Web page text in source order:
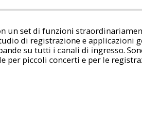
un set di funzioni
di registrazione e applicazioni
su tutti i canali di ingresso.
piccoli concerti e per le